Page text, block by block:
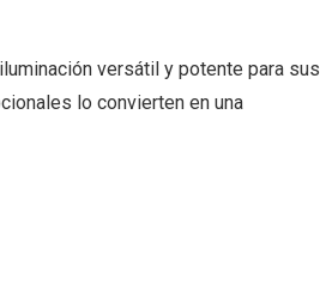
versátil y potente para sus
lo convierten en una